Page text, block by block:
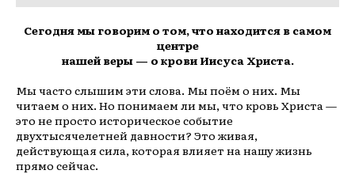
Сегодня мы говорим о том, что находится в самом
центре
нашей веры — о крови Иисуса Христа.
Мы часто слышим эти слова. Мы поём о них. Мы
читаем о них. Но понимаем ли мы, что кровь Христа —
это не просто историческое событие
двухтысячелетней давности? Это живая,
действующая сила, которая влияет на нашу жизнь
прямо сейчас.